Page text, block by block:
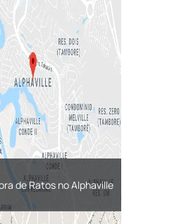
de Ratos no Alphaville